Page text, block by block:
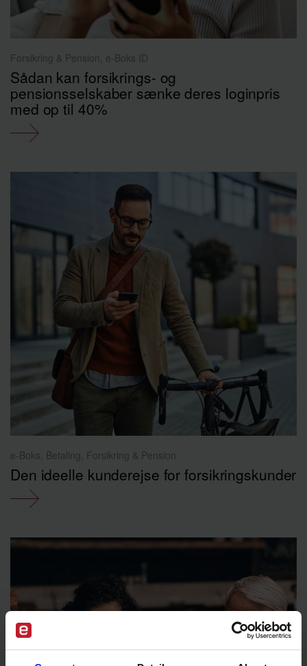
Forsikring & Pension, e-Boks ID
Sådan kan forsikrings- og
pensionsselskaber sænke deres loginpris
med op til 40%
e-Boks, Betaling, Forsikring & Pension
Den ideelle kunderejse for forsikringskunder